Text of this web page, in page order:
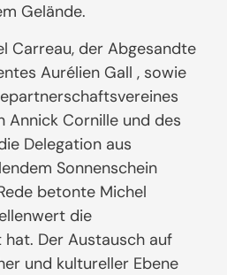
Gelände.
Carreau, der Abgesandte
Aurélien Gall , sowie
Annick Cornille und des
Delegation aus
Sonnenschein
betonte Michel
die
Der Austausch auf
und kultureller Ebene